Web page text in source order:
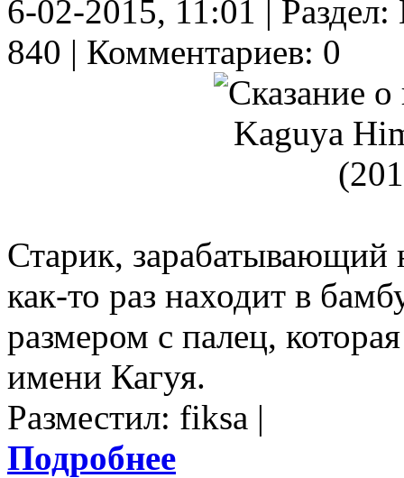
6-02-2015, 11:01 |
840 | Комментариев: 0
Старик, зарабатывающий
как-то раз находит в
размером с палец,
имени Кагуя.
Разместил: fiksa |
Подробнее